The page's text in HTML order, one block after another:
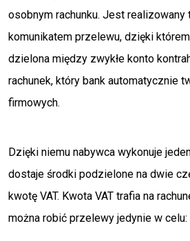
osobnym rachunku. Jest realizowany
komunikatem przelewu, dzięki
dzielona między zwykłe konto
rachunek, który bank automatycznie
firmowych.
Dzięki niemu nabywca wykonuje
dostaje środki podzielone na dwie
kwotę VAT. Kwota VAT trafia na
można robić przelewy jedynie w celu: